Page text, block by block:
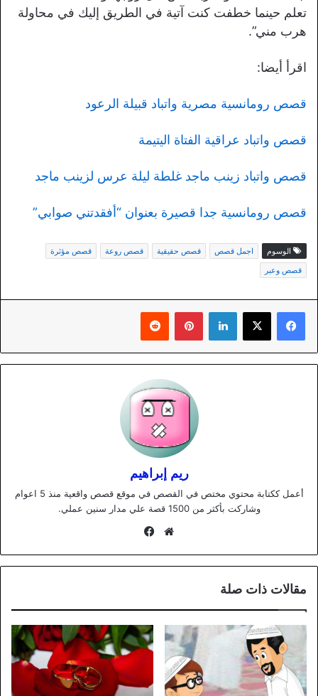
تعلم حينما خطفت كنت آتية في الطريق إليك في محاولة
هرب مني”.
اقرأ أيضا:
قصص رومانسية مصرية واتباد قبيلة الرعود
قصص واتباد عراقية الفتاة اليتيمة
قصص واتباد زينب ماجد غلطة ليلة عرس لزينب ماجد
قصص رومانسية جدا قصيرة بعنوان “أفقدتني صوابي”
الوسوم اجمل قصص قصص حقيقية قصص روعة
قصص مؤثرة
قصص وعبر
لينكدإن بينتيريست
ريم إبراهيم
أعمل ككتابة محتوي مختص في القصص في موقع قصص واقعية منذ 5 اعوام
وشاركت بأكثر من 1500 قصة علي مدار سنين عملي.
موقع
مقالات ذات صلة